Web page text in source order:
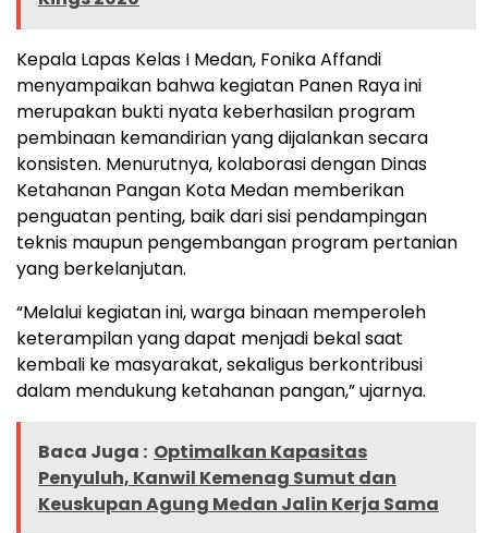
Kepala Lapas Kelas I Medan, Fonika Affandi
menyampaikan bahwa kegiatan Panen Raya ini
merupakan bukti nyata keberhasilan program
pembinaan kemandirian yang dijalankan secara
konsisten. Menurutnya, kolaborasi dengan Dinas
Ketahanan Pangan Kota Medan memberikan
penguatan penting, baik dari sisi pendampingan
teknis maupun pengembangan program pertanian
yang berkelanjutan.
“Melalui kegiatan ini, warga binaan memperoleh
keterampilan yang dapat menjadi bekal saat
kembali ke masyarakat, sekaligus berkontribusi
dalam mendukung ketahanan pangan,” ujarnya.
Baca Juga : Optimalkan Kapasitas
Penyuluh, Kanwil Kemenag Sumut dan
Keuskupan Agung Medan Jalin Kerja Sama